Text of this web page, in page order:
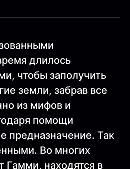
длилось
чтобы заполучить
земли, забрав все
из мифов и
помощи
предназначение. Так
Во многих
Гамми, находятся в